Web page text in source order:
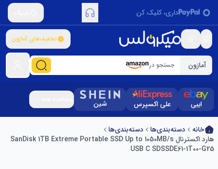
داری، کلیک کن
تخفیف‌های آمازون
آمازون جستجو در
ایبی علی اکسپرس شین
خانه دسته‌بندی‌ها
دسته‌بندی‌ها
هارد اکسترنال SanDisk 1TB Extreme Portable SSD Up to 1050MB/s
USB C SDSSDE61-1T00-G25